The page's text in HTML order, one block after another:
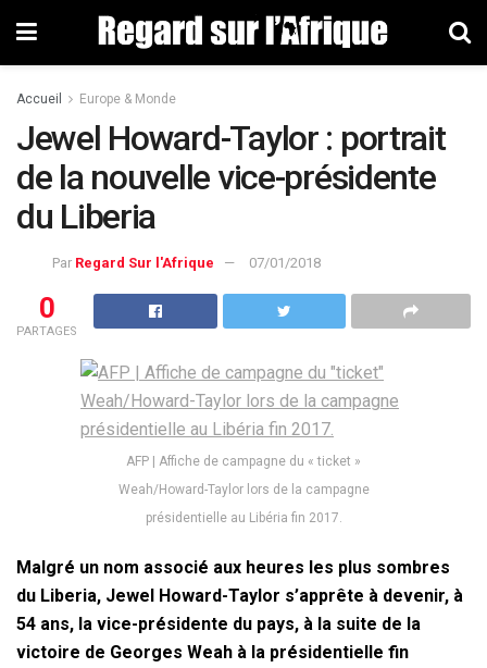
Accueil Europe & Monde
Jewel Howard-Taylor : portrait
de la nouvelle vice-présidente
du Liberia
Par Regard Sur l'Afrique 07/01/2018
0
PARTAGES
AFP | Affiche de campagne du « ticket »
Weah/Howard-Taylor lors de la campagne
présidentielle au Libéria fin 2017.
Malgré un nom associé aux heures les plus sombres
du Liberia, Jewel Howard-Taylor s’apprête à devenir, à
54 ans, la vice-présidente du pays, à la suite de la
victoire de Georges Weah à la présidentielle fin